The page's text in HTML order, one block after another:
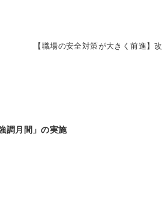
【職場の安全対策が大きく前進】
調月間」の実施